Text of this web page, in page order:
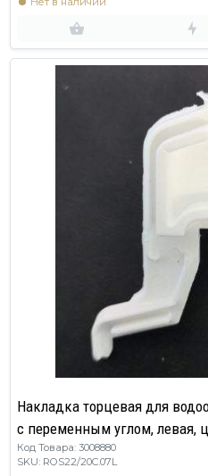
Накладка торцевая для
с переменным углом, левая,
Код Товара: 3008880
SKU: ROS22/20C.07L